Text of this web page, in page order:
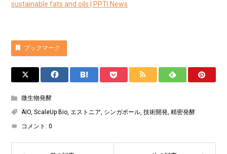
sustainable fats and oils | PPTI News
ブックマーク
微生物発酵
ÄIO,ScaleUp Bio,エストニア, シンガポール,技術開発,精密発酵
コメント:0